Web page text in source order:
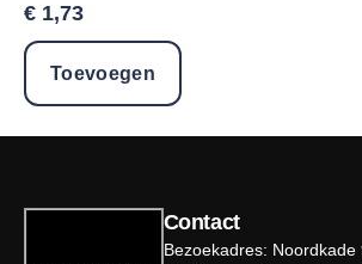
€ 1,73
Toevoegen
Contact
Bezoekadres: Noordkade